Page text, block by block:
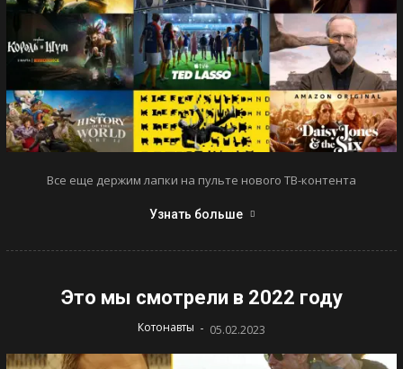
Все еще держим лапки на пульте нового ТВ-контента
Узнать больше
Это мы смотрели в 2022 году
Котонавты - 05.02.2023